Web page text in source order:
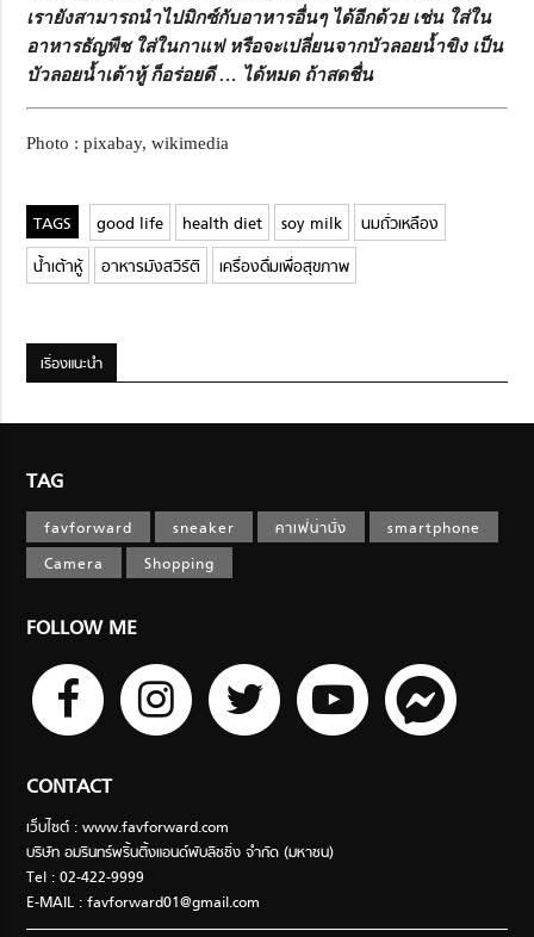
เรายังสามารถนำไปมิกซ์กับอาหารอื่นๆ ได้อีกด้วย เช่น ใส่ใน
อาหารธัญพืช ใส่ในกาแฟ หรือจะเปลี่ยนจากบัวลอยน้ำขิง เป็น
บัวลอยน้ำเต้าหู้ ก็อร่อยดี … ได้หมด ถ้าสดชื่น
Photo : pixabay, wikimedia
good life health diet soy milk
นมถั่วเหลือง
น้ำเต้าหู้
อาหารมังสวิรัติ เครื่องดื่มเพื่อสุขภาพ
เรื่องแนะนำ
TAG
favforward sneaker คาเฟ่น่านั่ง
smartphone
Camera
Shopping
FOLLOW ME
CONTACT
เว็บไซต์ : www.favforward.com
บริษัท อมรินทร์พริ้นติ้งแอนด์พับลิชชิ่ง จำกัด (มหาชน)
Tel : 02-422-9999
E-MAIL :favforward01@gmail.com